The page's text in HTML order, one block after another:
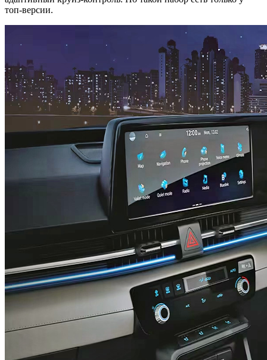
топ-версии.